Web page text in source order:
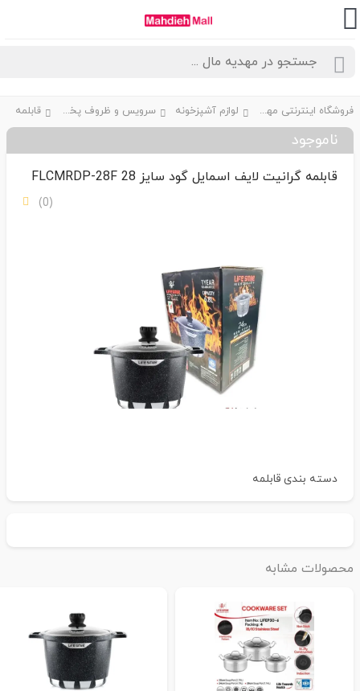
فروشگاه اینترنتی مهدیه مال لوازم آشپزخونه سرویس و ظروف پخت و پز قابلمه
ناموجود
قابلمه گرانیت لایف اسمایل گود سایز 28 FLCMRDP-28F
دسته بندیقابلمه
مشابه